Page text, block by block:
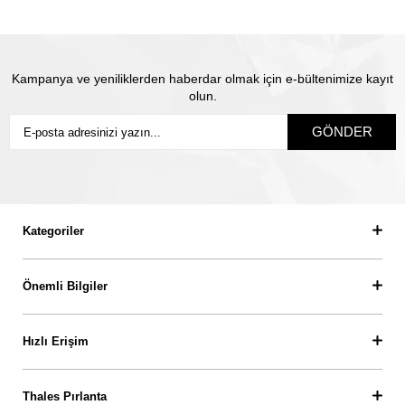
Kampanya ve yeniliklerden haberdar olmak için e-bültenimize kayıt
olun.
GÖNDER
Kategoriler
Önemli Bilgiler
Hızlı Erişim
Thales Pırlanta